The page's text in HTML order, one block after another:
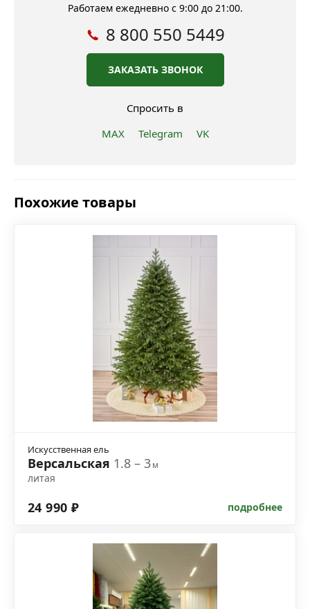
Работаем ежедневно с 9:00 до 21:00.
8 800 550 5449
ЗАКАЗАТЬ ЗВОНОК
Спросить в
MAX
Telegram VK
Похожие товары
Искусственная ель
Версальская 1.8 – 3м
литая
24 990 ₽ подробнее